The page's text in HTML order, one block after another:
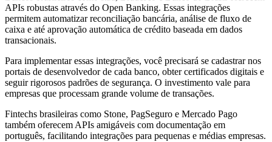
APIs robustas através do Open Banking. Essas integrações
permitem automatizar reconciliação bancária, análise de fluxo de
caixa e até aprovação automática de crédito baseada em dados
transacionais.
Para implementar essas integrações, você precisará se cadastrar nos
portais de desenvolvedor de cada banco, obter certificados digitais e
seguir rigorosos padrões de segurança. O investimento vale para
empresas que processam grande volume de transações.
Fintechs brasileiras como Stone, PagSeguro e Mercado Pago
também oferecem APIs amigáveis com documentação em
português, facilitando integrações para pequenas e médias empresas.